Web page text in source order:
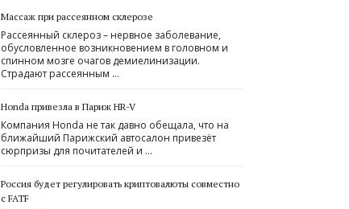
Массаж при рассеянном склерозе
Рассеянный склероз – нервное заболевание,
обусловленное возникновением в головном и
спинном мозге очагов демиелинизации.
Страдают рассеянным …
Honda привезла в Париж HR-V
Компания Honda не так давно обещала, что на
ближайший Парижский автосалон привезёт
сюрпризы для почитателей и …
Россия будет регулировать криптовалюты совместно
с FATF